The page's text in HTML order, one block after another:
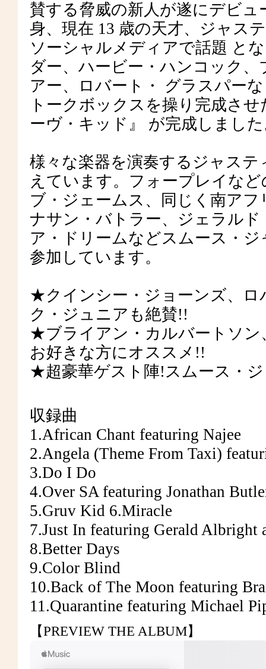
賛する脅威の新人が遂にデビ
身、現在 13 歳の天才、ジャス
ソーシャルメディアで話題 と
ダー、ハービー・ハンコック
アー、ロバート・ グラスパー
トークボックスを操り完成さ
ーヴ・キッド』 が完成しまし
様々な楽器を演奏するジャス
えています。フォープレイな
ブ・ジェームス、同じく南ア
ナサン・バトラー、ジェラル
ア・ドリームなどスムース・
参加しています。
★クインシー・ジョーンズ、ロ
ク・ジュニアも絶賛!!
★ブライアン・カルバートソン
お好きな方にオススメ!!
★超豪華ゲスト陣!スムース・
収録曲
1.African Chant featuring Najee
2.Angela (Theme From Taxi)
3.Do I Do
4.Over SA featuring Jonathan
5.Gruv Kid 6.Miracle
7.Just In featuring Gerald Albright
8.Better Days
9.Color Blind
10.Back of The Moon featuring
11.Quarantine featuring Michael
【PREVIEW THE ALBUM】